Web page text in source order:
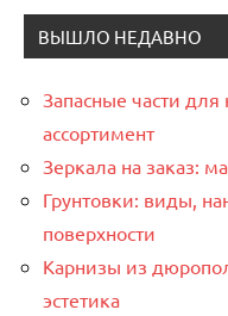
ВЫШЛО НЕДАВНО
Запасные части
ассортимент
Зеркала на заказ:
Грунтовки: виды,
поверхности
Карнизы из
эстетика